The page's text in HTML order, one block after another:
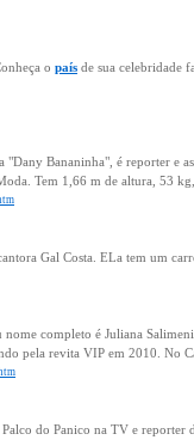
o país de sua celebridade
"Dany Bananinha", é reporter e
Tem 1,66 m de altura, 53
Gal Costa. ELa tem um
completo é Juliana
pela revita VIP em 2010. No
Palco do Panico na TV e